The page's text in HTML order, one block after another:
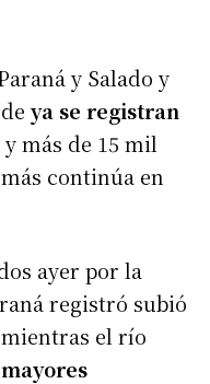
y Salado y
ya se registran
y más de 15 mil
continúa en
ayer por la
registró subió
mientras el río